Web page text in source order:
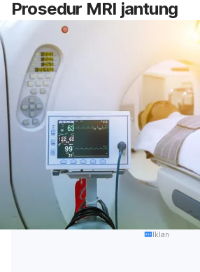
Prosedur MRI jantung
Iklan